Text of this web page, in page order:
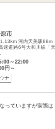
市
河内天美駅88m
速道路6号大和川線「
～22:00
円～
ナ
っていますが実際